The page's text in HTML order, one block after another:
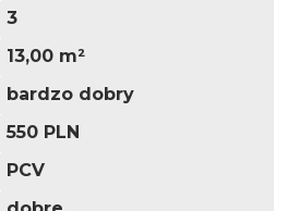
3
13,00 m²
bardzo dobry
550 PLN
PCV